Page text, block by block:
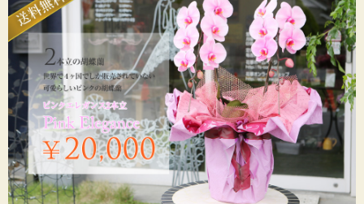
状態でご注文をいただきましても「商品確保」をお約束す
るものではございませんので予めご了承ください。
愛知県豊橋市にある生産者・松浦園芸の紹介
日本で唯一の生産者